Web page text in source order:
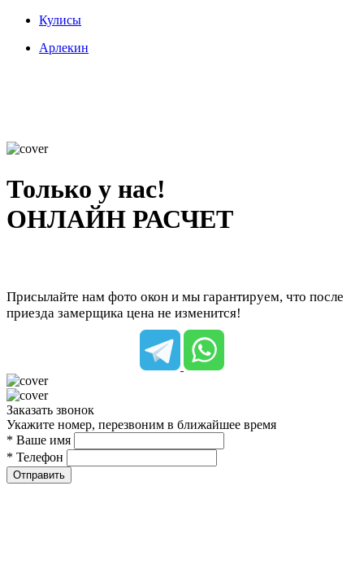
Кулисы
Арлекин
Только у нас!
ОНЛАЙН РАСЧЕТ
Присылайте нам фото окон и мы гарантируем, что после
приезда замерщика цена не изменится!
Заказать звонок
Укажите номер, перезвоним в ближайшее время
* Ваше имя
* Телефон
Отправить